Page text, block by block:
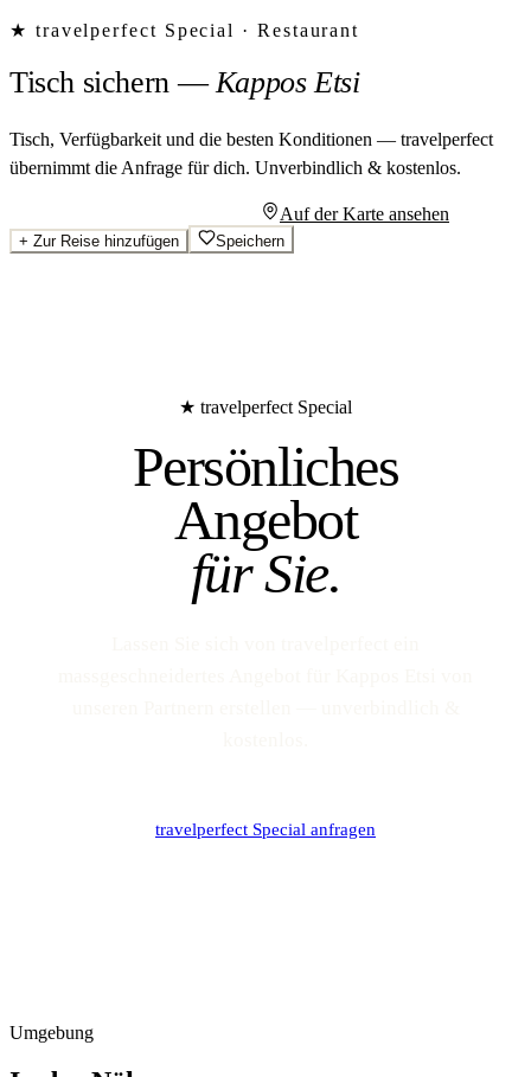
★ travelperfect Special · Restaurant
Tisch sichern—Kappos Etsi
Tisch, Verfügbarkeit und die besten Konditionen — travelperfect
übernimmt die Anfrage für dich. Unverbindlich & kostenlos.
Auf der Karte ansehen
+ Zur Reise hinzufügen Speichern
★ travelperfect Special
Persönliches
Angebot
für Sie.
travelperfect Special anfragen
Umgebung